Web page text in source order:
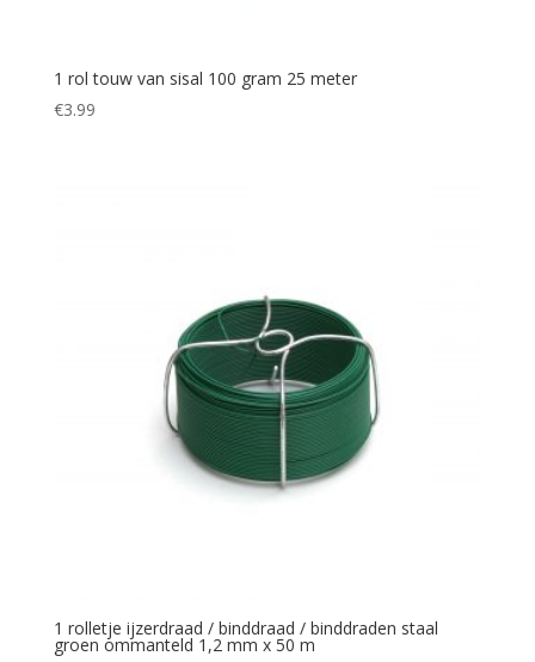
1 rol touw van sisal 100 gram 25 meter
€3.99
1 rolletje ijzerdraad / binddraad / binddraden staal
groen ommanteld 1,2 mm x 50 m